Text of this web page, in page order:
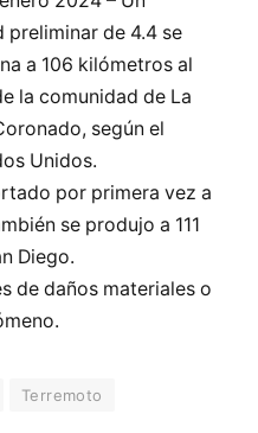
de 4.4 se
a 106 kilómetros al
la comunidad de La
según el
Unidos.
por primera vez a
se produjo a 111
Diego.
de daños materiales o
Terremoto